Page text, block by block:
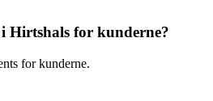
Hirtshals for kunderne?
for kunderne.